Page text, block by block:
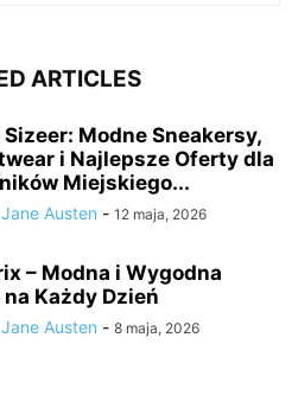
ARTICLES
Modne Sneakersy,
i Najlepsze Oferty dla
Miejskiego...
Jane Austen - 12 maja, 2026
– Modna i Wygodna
na Każdy Dzień
Jane Austen - 8 maja, 2026